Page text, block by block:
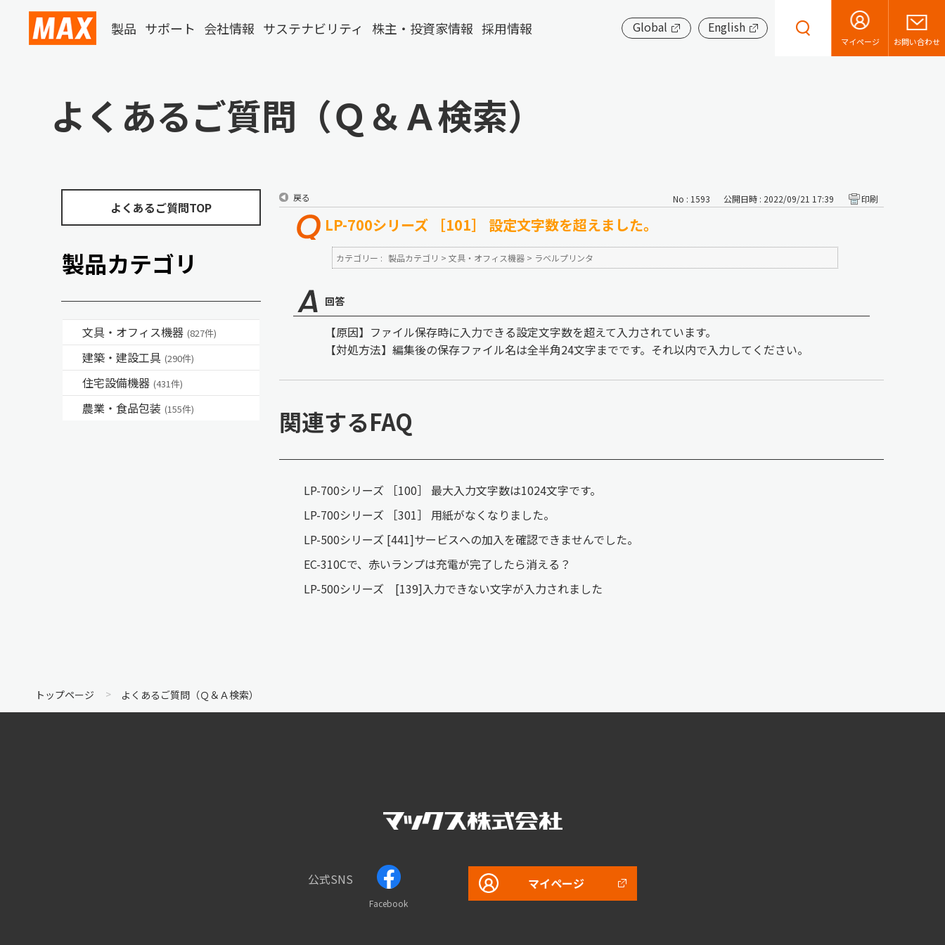
製品 サポート 会社情報 サステナビリティ 株主・投資家情報 採用情報 Global English
マイページ お問い合わせ
よくあるご質問（Ｑ＆Ａ検索）
よくあるご質問TOP
製品カテゴリ
文具・オフィス機器 (827件)
建築・建設工具 (290件)
住宅設備機器 (431件)
農業・食品包装 (155件)
戻る No : 1593 公開日時 : 2022/09/21 17:39 印刷
LP-700シリーズ ［101］ 設定文字数を超えました。
カテゴリー : 製品カテゴリ > 文具・オフィス機器 > ラベルプリンタ
回答
【原因】ファイル保存時に入力できる設定文字数を超えて入力されています。
【対処方法】編集後の保存ファイル名は全半角24文字までです。それ以内で入力してください。
関連するFAQ
LP-700シリーズ ［100］ 最大入力文字数は1024文字です。
LP-700シリーズ ［301］ 用紙がなくなりました。
LP-500シリーズ [441]サービスへの加入を確認できませんでした。
EC-310Cで、赤いランプは充電が完了したら消える？
LP-500シリーズ [139]入力できない文字が入力されました
トップページ よくあるご質問（Ｑ＆Ａ検索）
公式SNS
Facebook
マイページ